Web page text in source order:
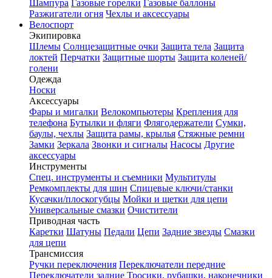
Шампура Газовые горелки Газовые баллоны
Разжигатели огня Чехлы и аксессуары
Велоспорт
Экипировка
Шлемы Солнцезащитные очки Защита тела Защита
локтей Перчатки Защитные шорты Защита коленей/
голени
Одежда
Носки
Аксессуары
Фары и мигалки Велокомпьютеры Крепления для
телефона Бутылки и фляги Флягодержатели Сумки,
баулы, чехлы Защита рамы, крылья Стяжные ремни
Замки Зеркала Звонки и сигналы Насосы Другие
аксессуары
Инструменты
Спец. инструменты и съемники Мультитулы
Ремкомплекты для шин Спицевые ключи/станки
Кусачки/плоскогубцы Мойки и щетки для цепи
Универсальные смазки Очистители
Приводная часть
Каретки Шатуны Педали Цепи Задние звезды Смазки
для цепи
Трансмиссия
Ручки переключения Переключатели передние
Переключатели задние Тросики, рубашки, наконечники